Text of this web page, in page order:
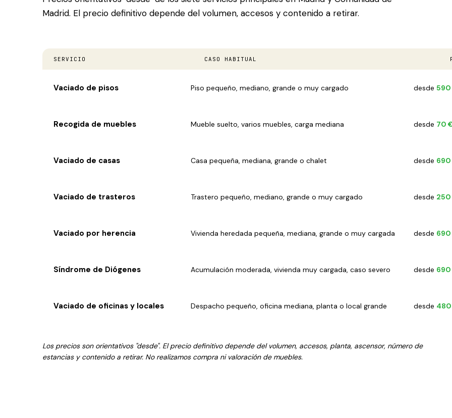
Madrid. El precio definitivo depende del volumen, accesos y contenido a retirar.
SERVICIO CASO HABITUAL
Vaciado de pisos Piso pequeño, mediano, grande o muy cargado desde
Recogida de muebles Mueble suelto, varios muebles, carga mediana desde 70
Vaciado de casas Casa pequeña, mediana, grande o chalet desde
Vaciado de trasteros Trastero pequeño, mediano, grande o muy cargado desde
Vaciado por herencia Vivienda heredada pequeña, mediana, grande o muy cargada desde
Síndrome de Diógenes Acumulación moderada, vivienda muy cargada, caso severo desde
Vaciado de oficinas y locales Despacho pequeño, oficina mediana, planta o local grande desde
Los precios son orientativos "desde". El precio definitivo depende del volumen, accesos, planta, ascensor, número de
estancias y contenido a retirar. No realizamos compra ni valoración de muebles.